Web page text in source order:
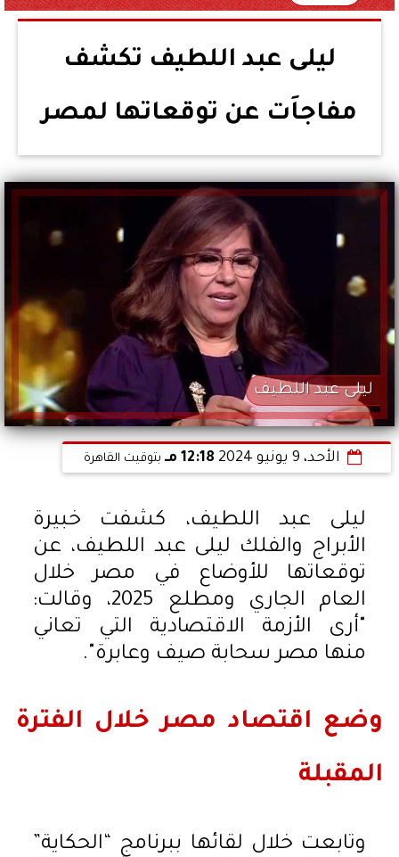
ليلى عبد اللطيف تكشف
مفاجاَت عن توقعاتها لمصر
ليلى عبد اللطيف
الأحد، 9 يونيو 2024 12:18 مـ بتوقيت القاهرة
ليلى عبد اللطيف، كشفت خبيرة
الأبراج والفلك ليلى عبد اللطيف، عن
توقعاتها للأوضاع في مصر خلال
العام الجاري ومطلع 2025، وقالت:
"أرى الأزمة الاقتصادية التي تعاني
منها مصر سحابة صيف وعابرة".
وضع اقتصاد مصر خلال الفترة
المقبلة
وتابعت خلال لقائها ببرنامج “الحكاية”